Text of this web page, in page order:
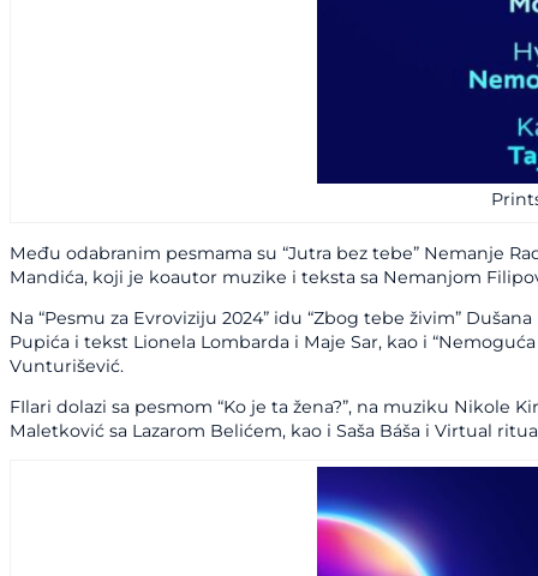
Među odabranim pesmama su “Jutra bez tebe” Nemanje
Mandića, koji je koautor muzike i teksta sa Nemanjom
Na “Pesmu za Evroviziju 2024” idu “Zbog tebe živim”
Pupića i tekst Lionela Lombarda i Maje Sar, kao i
Vunturišević.
FIlari dolazi sa pesmom “Ko je ta žena?”, na muziku Nikole
Maletković sa Lazarom Belićem, kao i Saša Báša i Virtual